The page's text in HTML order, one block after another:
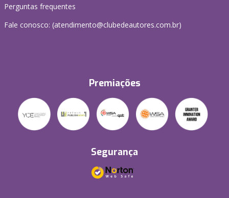
Perguntas frequentes
Fale conosco: (atendimento@clubedeautores.com.br)
Premiações
Segurança